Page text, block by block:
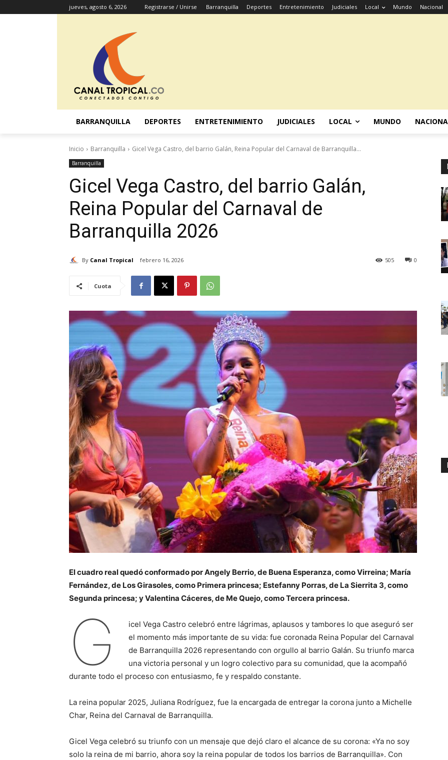
jueves, agosto 6, 2026 Registrarse / Unirse Barranquilla Deportes Entretenimiento Judiciales Local Mundo Nacional
BARRANQUILLA DEPORTES ENTRETENIMIENTO JUDICIALES LOCAL MUNDO
Inicio Barranquilla Gicel Vega Castro, del barrio Galán, Reina Popular del Carnaval de Barranquilla...
Barranquilla
Gicel Vega Castro, del barrio Galán,
Reina Popular del Carnaval de
Barranquilla 2026
By Canal Tropical febrero 16, 2026 0
505
Cuota
El cuadro real quedó conformado por Angely Berrio, de Buena Esperanza, como Virreina; María
Fernández, de Los Girasoles, como Primera princesa; Estefanny Porras, de La Sierrita 3, como
Segunda princesa; y Valentina Cáceres, de Me Quejo, como Tercera princesa.
G
icel Vega Castro celebró entre lágrimas, aplausos y tambores lo que aseguró ser
el momento más importante de su vida: fue coronada Reina Popular del Carnaval
de Barranquilla 2026 representando con orgullo al barrio Galán. Su triunfo marca
una victoria personal y un logro colectivo para su comunidad, que la acompañó
durante todo el proceso con entusiasmo, fe y respaldo constante.
La reina popular 2025, Juliana Rodríguez, fue la encargada de entregar la corona junto a Michelle
Char, Reina del Carnaval de Barranquilla.
Gicel Vega celebró su triunfo con un mensaje que dejó claro el alcance de su corona: «Ya no soy
solo la reina de mi barrio, ahora soy la reina popular de todos los barrios de Barranquilla». Con